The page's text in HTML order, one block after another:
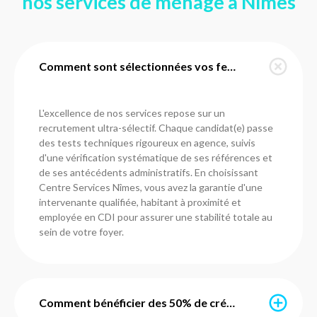
Comment sont sélectionnées vos femmes de ménage à Nîmes ?
L'excellence de nos services repose sur un
recrutement ultra-sélectif. Chaque candidat(e) passe
des tests techniques rigoureux en agence, suivis
d'une vérification systématique de ses références et
de ses antécédents administratifs. En choisissant
Centre Services Nîmes, vous avez la garantie d'une
intervenante qualifiée, habitant à proximité et
employée en CDI pour assurer une stabilité totale au
sein de votre foyer.
Comment bénéficier des 50% de crédit d'impôt immédiat ?